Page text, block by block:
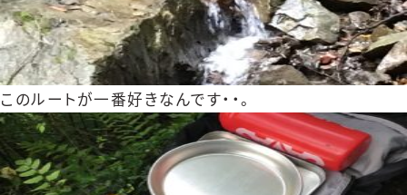
このルートが一番好きなんです・・。